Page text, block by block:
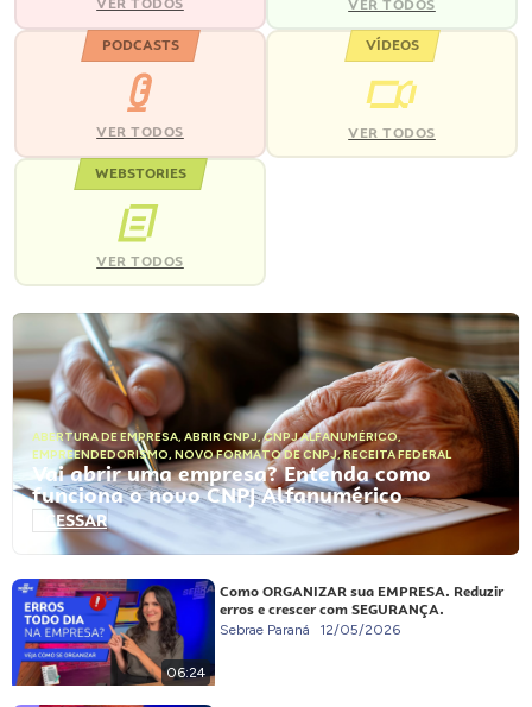
VER TODOS VER TODOS
PODCASTS
VER TODOS
VÍDEOS
VER TODOS
WEBSTORIES
VER TODOS
ABERTURA DE EMPRESA, ABRIR CNPJ,CNPJ ALFANUMÉRICO,
EMPREENDEDORISMO, NOVO FORMATO DE CNPJ,RECEITA FEDERAL
Vai abrir uma empresa? Entenda como
funciona o novo CNPJ Alfanumérico
ACESSAR
06:24
Como ORGANIZAR sua EMPRESA. Reduzir
erros e crescer com SEGURANÇA.
Sebrae Paraná 12/05/2026